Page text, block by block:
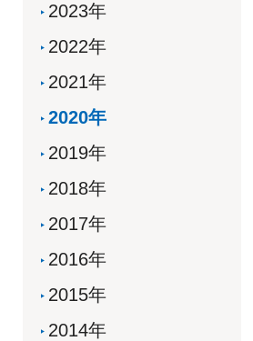
2023年
2022年
2021年
2020年
2019年
2018年
2017年
2016年
2015年
2014年